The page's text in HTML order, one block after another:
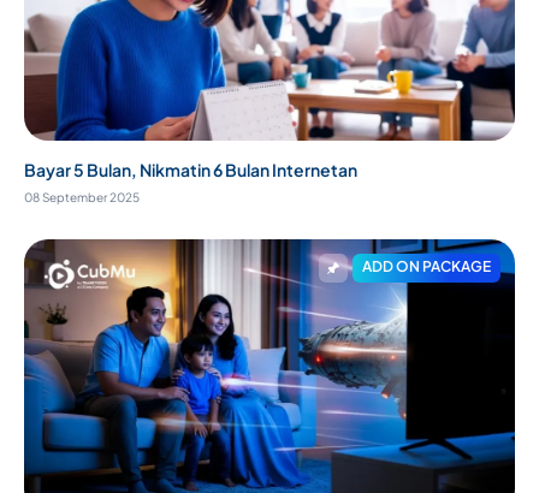
Bayar 5 Bulan, Nikmatin 6 Bulan Internetan
08 September 2025
ADD ON PACKAGE